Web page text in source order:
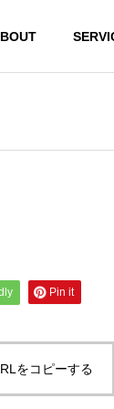
デジタル
機器購入
相談
Pin it
をコピーする